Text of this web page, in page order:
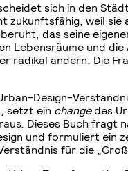
sich in den
zukunftsfähig, weil
das seine
Lebensräume und
radikal ändern. Die
Design-
setzt ein changedes
Dieses Buch fragt
und formuliert ein
für die